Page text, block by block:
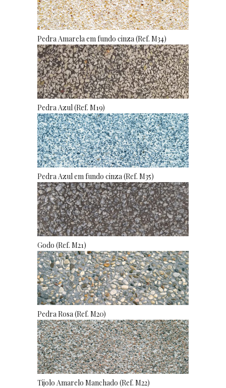
Pedra Amarela em fundo cinza (Ref. M34)
Pedra Azul (Ref. M19)
Pedra Azul em fundo cinza (Ref. M35)
Godo (Ref. M21)
Pedra Rosa (Ref. M20)
Tijolo Amarelo Manchado (Ref. M22)